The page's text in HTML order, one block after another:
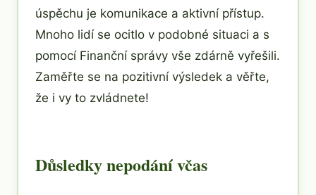
úspěchu je komunikace a aktivní přístup.
Mnoho lidí se ocitlo v podobné situaci a s
pomocí Finanční správy vše zdárně vyřešili.
Zaměřte se na pozitivní výsledek a věřte,
že i vy to zvládnete!
Důsledky nepodání včas